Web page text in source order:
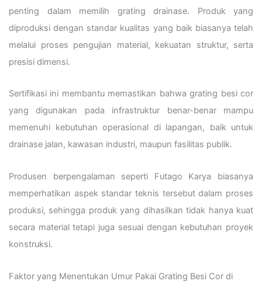
penting dalam memilih grating drainase. Produk yang
diproduksi dengan standar kualitas yang baik biasanya telah
melalui proses pengujian material, kekuatan struktur, serta
presisi dimensi.
Sertifikasi ini membantu memastikan bahwa grating besi cor
yang digunakan pada infrastruktur benar-benar mampu
memenuhi kebutuhan operasional di lapangan, baik untuk
drainase jalan, kawasan industri, maupun fasilitas publik.
Produsen berpengalaman seperti Futago Karya biasanya
memperhatikan aspek standar teknis tersebut dalam proses
produksi, sehingga produk yang dihasilkan tidak hanya kuat
secara material tetapi juga sesuai dengan kebutuhan proyek
konstruksi.
Faktor yang Menentukan Umur Pakai Grating Besi Cor di